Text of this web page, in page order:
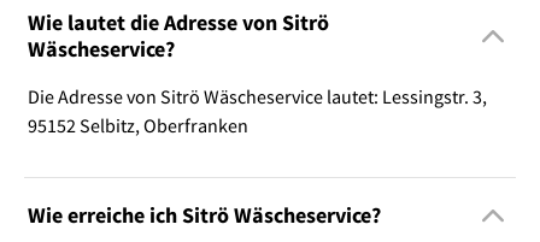
Wie lautet die Adresse von Sitrö
Wäscheservice?
Die Adresse von Sitrö Wäscheservice lautet: Lessingstr. 3,
95152 Selbitz, Oberfranken
Wie erreiche ich Sitrö Wäscheservice?